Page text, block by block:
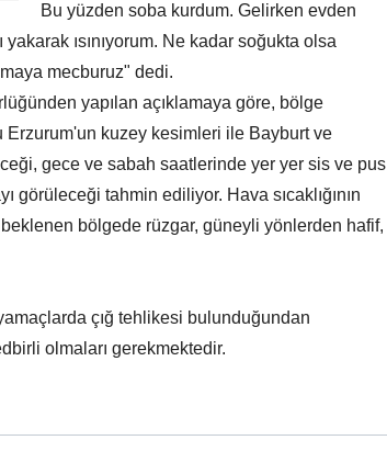
Bu yüzden soba kurdum. Gelirken evden
ısınıyorum. Ne kadar soğukta olsa
mecburuz" dedi.
yapılan açıklamaya göre, bölge
Erzurum'un kuzey kesimleri ile Bayburt ve
gece ve sabah saatlerinde yer yer sis ve pus
görüleceği tahmin ediliyor. Hava sıcaklığının
bölgede rüzgar, güneyli yönlerden hafif,
çığ tehlikesi bulunduğundan
olmaları gerekmektedir.